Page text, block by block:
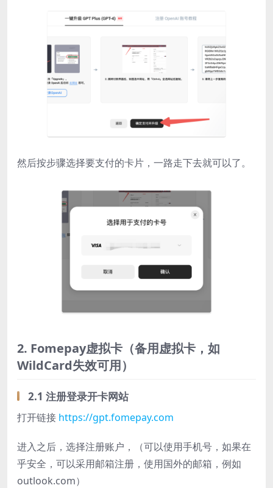
然后按步骤选择要支付的卡片，一路走下去就可以了。
2. Fomepay虚拟卡（备用虚拟卡，如
WildCard失效可用）
2.1 注册登录开卡网站
打开链接 https://gpt.fomepay.com
进入之后，选择注册账户，（可以使用手机号，如果在
乎安全，可以采用邮箱注册，使用国外的邮箱，例如
outlook.com）